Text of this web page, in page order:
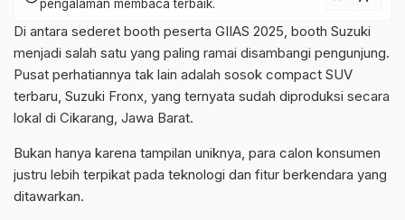
pengalaman membaca terbaik.
Di antara sederet booth peserta GIIAS 2025, booth Suzuki
menjadi salah satu yang paling ramai disambangi pengunjung.
Pusat perhatiannya tak lain adalah sosok compact SUV
terbaru, Suzuki Fronx, yang ternyata sudah diproduksi secara
lokal di Cikarang, Jawa Barat.
Bukan hanya karena tampilan uniknya, para calon konsumen
justru lebih terpikat pada teknologi dan fitur berkendara yang
ditawarkan.